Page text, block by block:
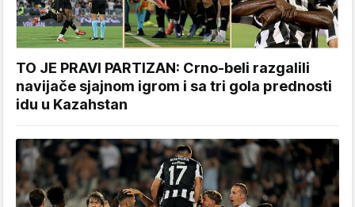
TO JE PRAVI PARTIZAN: Crno-beli razgalili
navijače sjajnom igrom i sa tri gola prednosti
idu u Kazahstan